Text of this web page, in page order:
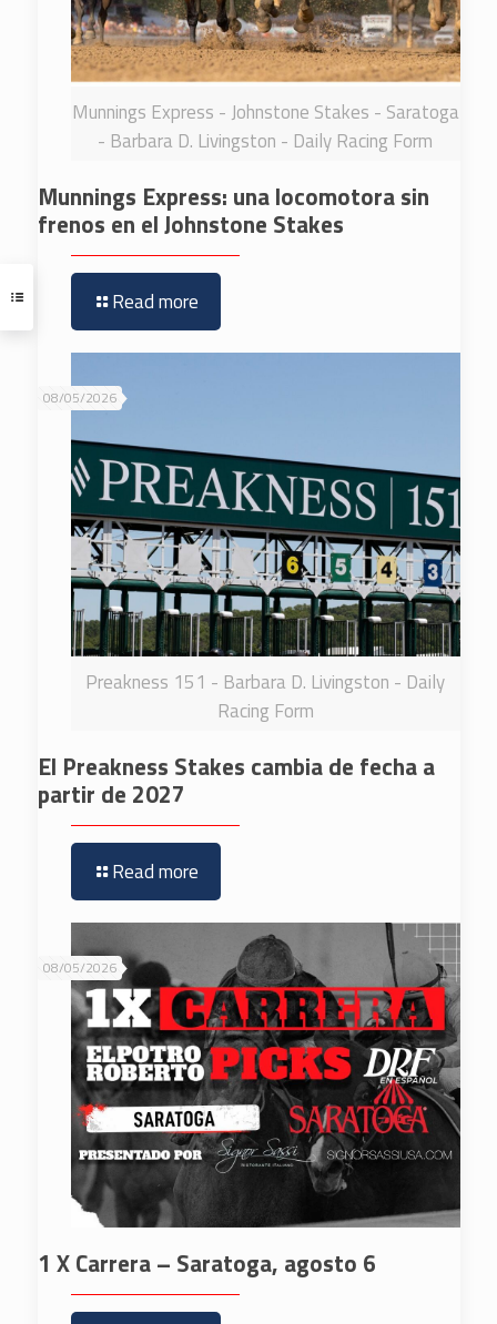
Munnings Express - Johnstone Stakes - Saratoga
- Barbara D. Livingston - Daily Racing Form
Munnings Express: una locomotora sin
frenos en el Johnstone Stakes
Read more
Preakness 151 - Barbara D. Livingston - Daily
Racing Form
08/05/2026
El Preakness Stakes cambia de fecha a
partir de 2027
Read more
08/05/2026
1 X Carrera – Saratoga, agosto 6